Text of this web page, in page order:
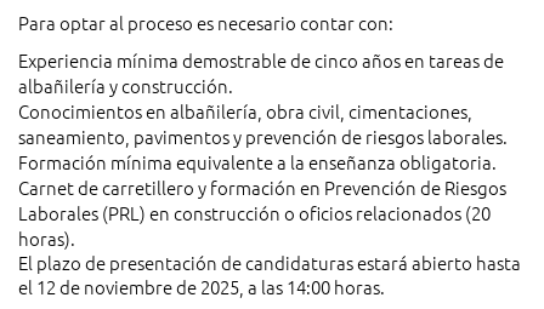
Para optar al proceso es necesario contar con:
Experiencia mínima demostrable de cinco años en tareas de
albañilería y construcción.
Conocimientos en albañilería, obra civil, cimentaciones,
saneamiento, pavimentos y prevención de riesgos laborales.
Formación mínima equivalente a la enseñanza obligatoria.
Carnet de carretillero y formación en Prevención de Riesgos
Laborales (PRL) en construcción o oficios relacionados (20
horas).
El plazo de presentación de candidaturas estará abierto hasta
el 12 de noviembre de 2025, a las 14:00 horas.